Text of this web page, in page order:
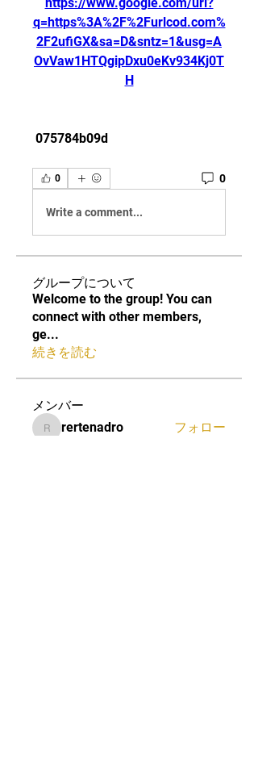
q=https%3A%2F%2Furlcod.com%
2F2ufiGX&sa=D&sntz=1&usg=A
OvVaw1HTQgipDxu0eKv934Kj0T
H
075784b09d
0 0
Write a comment...
グループについて
Welcome to the group! You can
connect with other members,
ge...
続きを読む
メンバー
rertenadro
rertenadro フォロー